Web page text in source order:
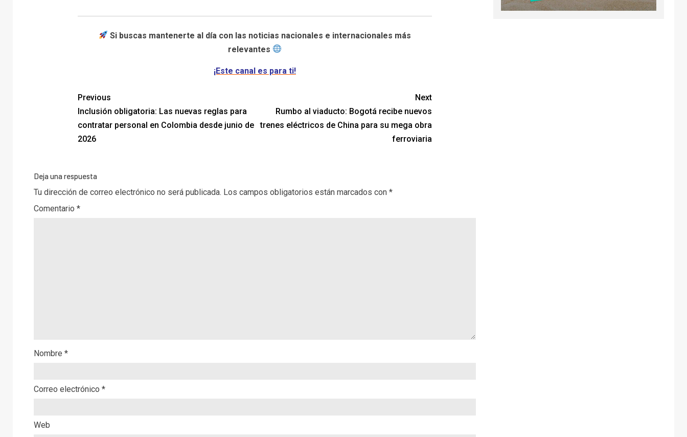
Si buscas mantenerte al día con las noticias nacionales e internacionales más
relevantes
¡Este canal es para ti!
Previous
Inclusión obligatoria: Las nuevas reglas para
contratar personal en Colombia desde junio de
2026
Next
Rumbo al viaducto: Bogotá recibe nuevos
trenes eléctricos de China para su mega obra
ferroviaria
Deja una respuesta
Tu dirección de correo electrónico no será publicada. Los campos obligatorios están marcados con *
Comentario *
Nombre *
Correo electrónico *
Web